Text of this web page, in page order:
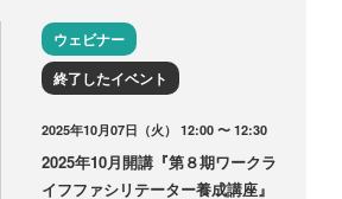
ウェビナー
終了したイベント
2025年10月07日（火） 12:00 〜 12:30
2025年10月開講『第８期ワークラ
イフファシリテーター養成講座』